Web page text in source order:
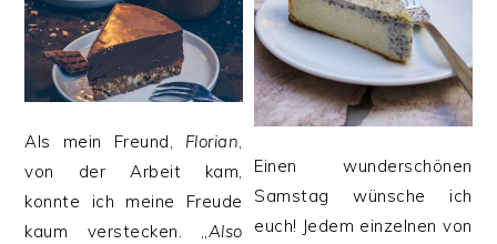
Als mein Freund, Florian,
von der Arbeit kam,
konnte ich meine Freude
kaum verstecken. „Also
Einen wunderschönen
Samstag wünsche ich
euch! Jedem einzelnen von